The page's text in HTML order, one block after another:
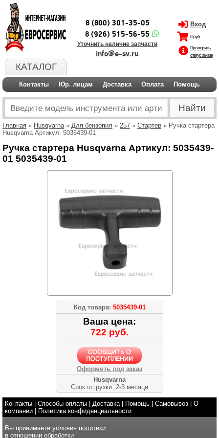
КАТАЛОГ
8 (800) 301-35-05
8 (926) 515-56-55
Уточнить наличие запчасти
info@e-sv.ru
Вход
0 руб.
Проверить
статус заказа
Контакты Юр. лицам Доставка Оплата Помощь
Главная » Husqvarna» Для бензопил » 257 » Стартер » Ручка стартера
Husqvarna Артикул: 5035439-01
Ручка стартера Husqvarna Артикул: 5035439-
01 5035439-01
Код товара: 5035439-01
Ваша цена:
722 руб.
Оформить под заказ
Husqvarna
Срок отгрузки: 2-3 месяца
Контакты Способы оплаты Доставка| Помощь Самовывоз
О
компании
Политика конфиденциальности
Вы принимаете условия политики
в отношении обработки